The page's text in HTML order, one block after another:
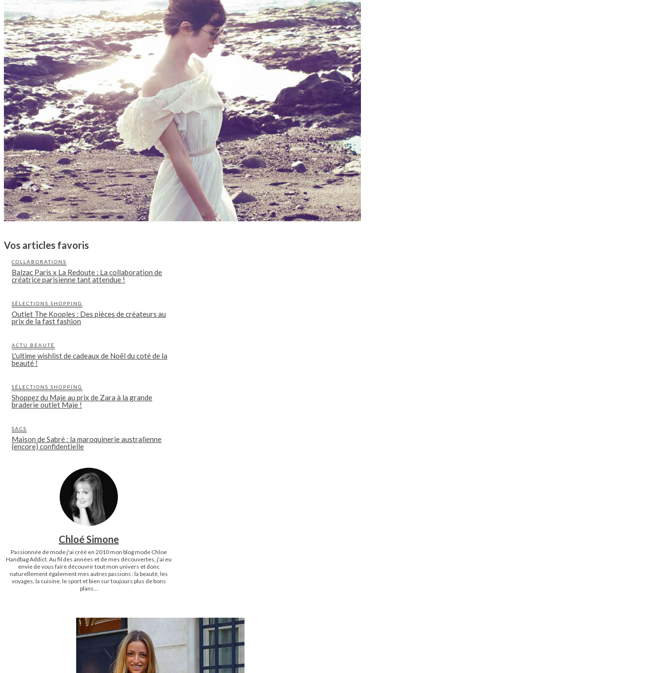
Vos articles favoris
COLLABORATIONS
Balzac Paris x La Redoute : La collaboration de
créatrice parisienne tant attendue !
SÉLECTIONS SHOPPING
Outlet The Kooples : Des pièces de créateurs au
prix de la fast fashion
ACTU BEAUTÉ
L'ultime wishlist de cadeaux de Noël du coté de la
beauté !
SÉLECTIONS SHOPPING
Shoppez du Maje au prix de Zara à la grande
braderie outlet Maje !
SACS
Maison de Sabré : la maroquinerie australienne
(encore) confidentielle
Chloé Simone
Passionnée de mode j'ai créé en 2010 mon blog mode Chloe
Handbag Addict. Au fil des années et de mes découvertes, j'ai eu
envie de vous faire découvrir tout mon univers et donc
naturellement également mes autres passions : la beauté, les
voyages, la cuisine, le sport et bien sur toujours plus de bons
plans...